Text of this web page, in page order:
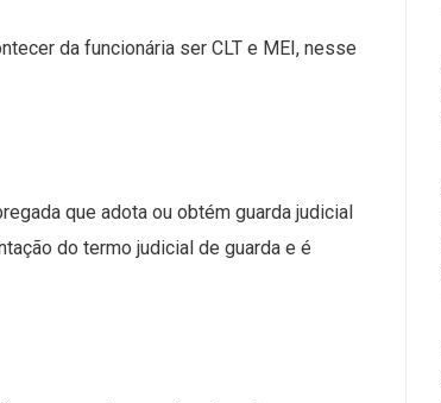
da funcionária ser CLT e MEI, nesse
que adota ou obtém guarda judicial
do termo judicial de guarda e é